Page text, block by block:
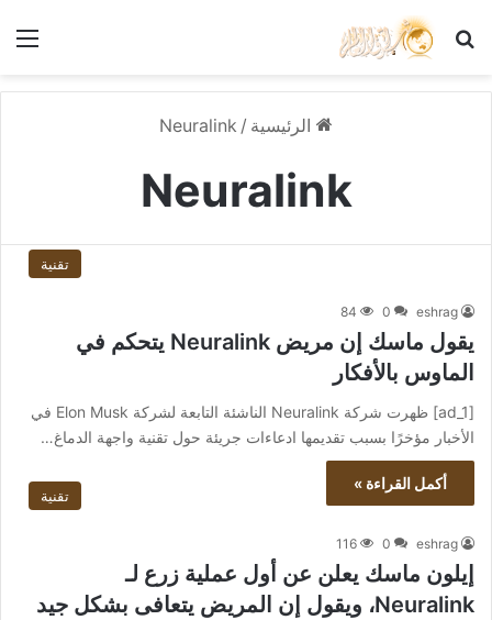
بحث عن
الرئيسية /
Neuralink
Neuralink
تقنية
eshrag
0
84
يقول ماسك إن مريض Neuralink يتحكم في
الماوس بالأفكار
[ad_1] ظهرت شركة Neuralink الناشئة التابعة لشركة Elon Musk في
الأخبار مؤخرًا بسبب تقديمها ادعاءات جريئة حول تقنية واجهة الدماغ…
أكمل القراءة »
تقنية
eshrag
0
116
إيلون ماسك يعلن عن أول عملية زرع لـ
Neuralink، ويقول إن المريض يتعافى بشكل جيد